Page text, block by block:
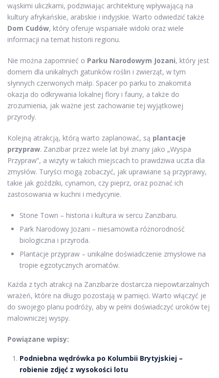
wąskimi uliczkami, podziwiając architekturę wpływającą na
kultury afrykańskie, arabskie i indyjskie. Warto odwiedzić także
Dom Cudów, który oferuje wspaniałe widoki oraz wiele
informacji na temat historii regionu.
Nie można zapomnieć o Parku Narodowym Jozani, który jest
domem dla unikalnych gatunków roślin i zwierząt, w tym
słynnych czerwonych małp. Spacer po parku to znakomita
okazja do odkrywania lokalnej flory i fauny, a także do
zrozumienia, jak ważne jest zachowanie tej wyjątkowej
przyrody.
Kolejną atrakcją, którą warto zaplanować, są plantacje
przypraw. Zanzibar przez wiele lat był znany jako „Wyspa
Przypraw”, a wizyty w takich miejscach to prawdziwa uczta dla
zmysłów. Turyści mogą zobaczyć, jak uprawiane są przyprawy,
takie jak goździki, cynamon, czy pieprz, oraz poznać ich
zastosowania w kuchni i medycynie.
Stone Town – historia i kultura w sercu Zanzibaru.
Park Narodowy Jozani – niesamowita różnorodność
biologiczna i przyroda.
Plantacje przypraw – unikalne doświadczenie zmysłowe na
tropie egzotycznych aromatów.
Każda z tych atrakcji na Zanzibarze dostarcza niepowtarzalnych
wrażeń, które na długo pozostają w pamięci. Warto włączyć je
do swojego planu podróży, aby w pełni doświadczyć uroków tej
malowniczej wyspy.
Powiązane wpisy:
Podniebna wędrówka po Kolumbii Brytyjskiej –
robienie zdjęć z wysokości lotu